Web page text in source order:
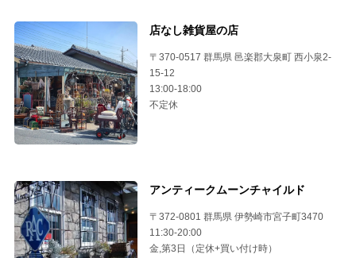
店なし雑貨屋の店
〒370-0517 群馬県 邑楽郡大泉町 西小泉2-
15-12
13:00-18:00
不定休
アンティークムーンチャイルド
〒372-0801 群馬県 伊勢崎市宮子町3470
11:30-20:00
金,第3日（定休+買い付け時）